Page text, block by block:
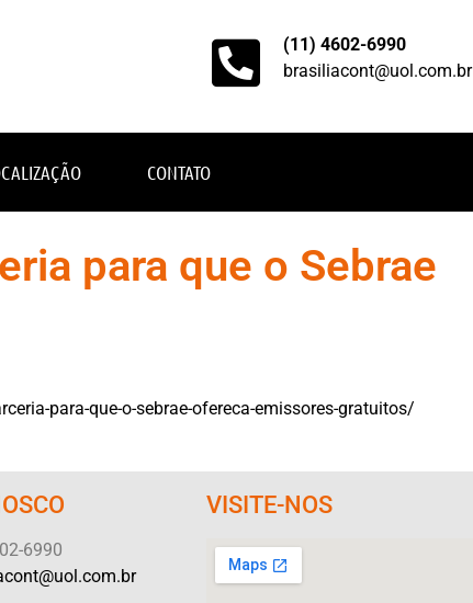
(11) 4602-6990
brasiliacont@uol.com.br
CONTATO
para que o Sebrae
para-que-o-sebrae-ofereca-emissores-gratuitos/
6990
VISITE-NOS